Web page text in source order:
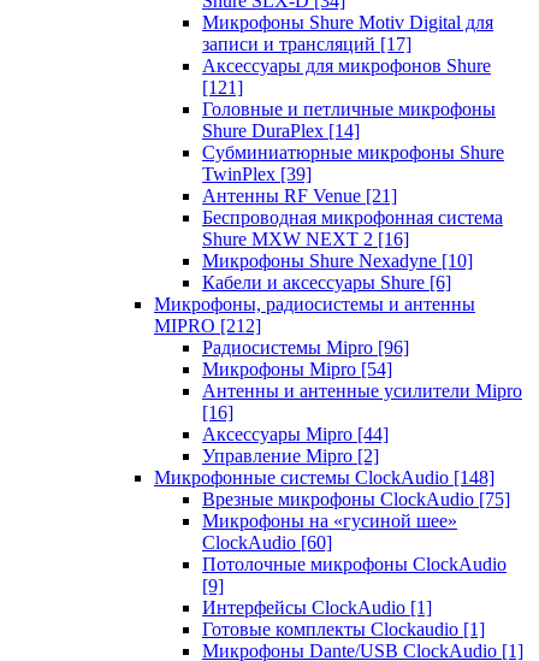
Микрофоны Shure Motiv Digital для
записи и трансляций [17]
Аксессуары для микрофонов Shure
[121]
Головные и петличные микрофоны
Shure DuraPlex [14]
Субминиатюрные микрофоны Shure
TwinPlex [39]
Антенны RF Venue [21]
Беспроводная микрофонная система
Shure MXW NEXT 2 [16]
Микрофоны Shure Nexadyne [10]
Кабели и аксессуары Shure [6]
Микрофоны, радиосистемы и антенны
MIPRO [212]
Радиосистемы Mipro [96]
Микрофоны Mipro [54]
Антенны и антенные усилители Mipro
[16]
Аксессуары Mipro [44]
Управление Mipro [2]
Микрофонные системы ClockAudio [148]
Врезные микрофоны ClockAudio [75]
Микрофоны на «гусиной шее»
ClockAudio [60]
Потолочные микрофоны ClockAudio
[9]
Интерфейсы ClockAudio [1]
Готовые комплекты Clockaudio [1]
Микрофоны Dante/USB ClockAudio [1]